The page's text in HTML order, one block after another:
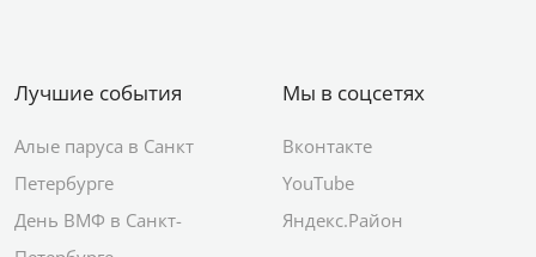
Лучшие события
Алые паруса в Санкт
Петербурге
День ВМФ в Санкт-
Мы в соцсетях
Вконтакте
YouTube
Яндекс.Район